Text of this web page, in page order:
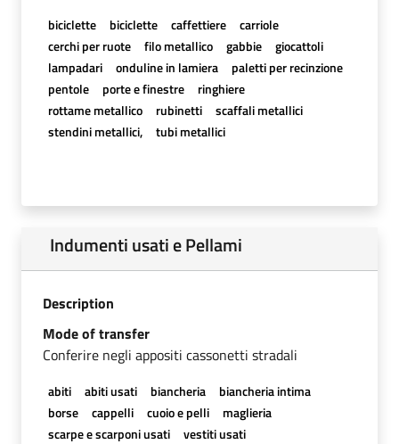
biciclette biciclette caffettiere
carriole
cerchi per ruote
filo metallico gabbie
giocattoli
lampadari
onduline in lamiera
paletti per recinzione
pentole
porte e finestre
ringhiere
rottame metallico
rubinetti
scaffali metallici
stendini metallici,
tubi metallici
Indumenti usati e Pellami
Description
Mode of transfer
Conferire negli appositi cassonetti stradali
abiti abiti usati biancheria
biancheria intima
borse
cappelli cuoio e pelli
maglieria
scarpe e scarponi usati
vestiti usati